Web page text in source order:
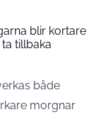
blir kortare
tillbaka
både
morgnar